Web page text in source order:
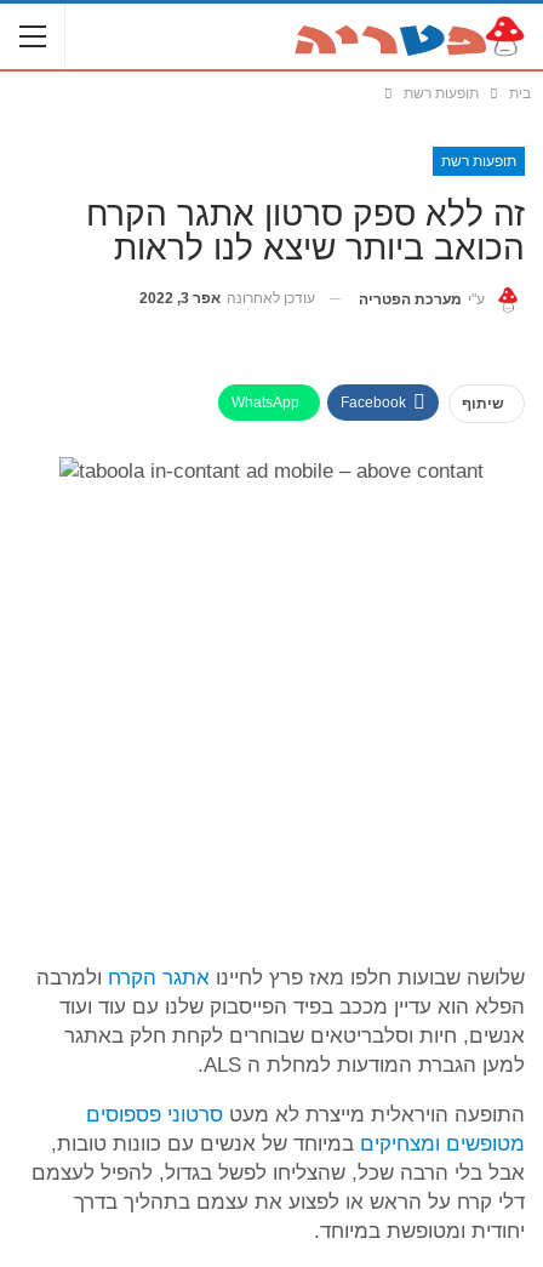
בית תופעות רשת
תופעות רשת
זה ללא ספק סרטון אתגר הקרח
הכואב ביותר שיצא לנו לראות
ע"י מערכת הפטריה עודכן לאחרונה אפר 3, 2022
שיתוף Facebook
WhatsApp
שלושה שבועות חלפו מאז פרץ לחיינו אתגר הקרח ולמרבה
הפלא הוא עדיין מככב בפיד הפייסבוק שלנו עם עוד ועוד
אנשים, חיות וסלבריטאים שבוחרים לקחת חלק באתגר
למען הגברת המודעות למחלת ה ALS.
התופעה הויראלית מייצרת לא מעט סרטוני פספוסים
מטופשים ומצחיקים במיוחד של אנשים עם כוונות טובות,
אבל בלי הרבה שכל, שהצליחו לפשל בגדול, להפיל לעצמם
דלי קרח על הראש או לפצוע את עצמם בתהליך בדרך
יחודית ומטופשת במיוחד.